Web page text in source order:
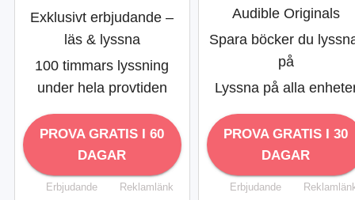
Exklusivt erbjudande –
läs & lyssna
100 timmars lyssning
under hela provtiden
PROVA GRATIS I 60
DAGAR
Erbjudande Reklamlänk
Audible Originals
Spara böcker du
på
Lyssna på alla
PROVA GRATIS I 30
DAGAR
Erbjudande